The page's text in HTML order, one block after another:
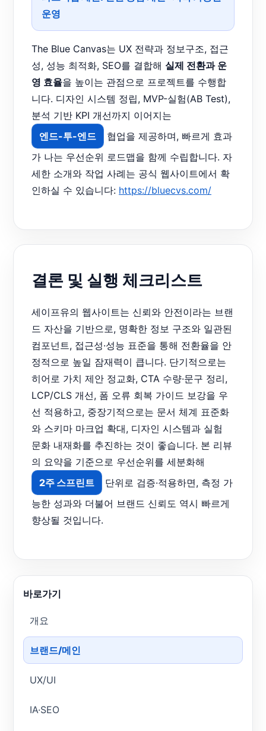
운영
The Blue Canvas는 UX 전략과 정보구조, 접근
성, 성능 최적화, SEO를 결합해 실제 전환과 운
영 효율을 높이는 관점으로 프로젝트를 수행합
니다. 디자인 시스템 정립, MVP-실험(AB Test),
분석 기반 KPI 개선까지 이어지는
엔드-투-엔드
협업을 제공하며, 빠르게 효과
가 나는 우선순위 로드맵을 함께 수립합니다. 자
세한 소개와 작업 사례는 공식 웹사이트에서 확
인하실 수 있습니다: https://bluecvs.com/
결론 및 실행 체크리스트
세이프유의 웹사이트는 신뢰와 안전이라는 브랜
드 자산을 기반으로, 명확한 정보 구조와 일관된
컴포넌트, 접근성·성능 표준을 통해 전환율을 안
정적으로 높일 잠재력이 큽니다. 단기적으로는
히어로 가치 제안 정교화, CTA 수량·문구 정리,
LCP/CLS 개선, 폼 오류 회복 가이드 보강을 우
선 적용하고, 중장기적으로는 문서 체계 표준화
와 스키마 마크업 확대, 디자인 시스템과 실험
문화 내재화를 추진하는 것이 좋습니다. 본 리뷰
의 요약을 기준으로 우선순위를 세분화해
2주 스프린트
단위로 검증·적용하면, 측정 가
능한 성과와 더불어 브랜드 신뢰도 역시 빠르게
향상될 것입니다.
바로가기
개요
브랜드/메인
UX/UI
IA·SEO